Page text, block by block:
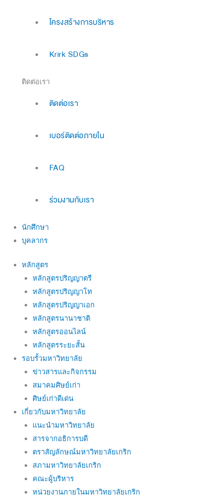
โครงสร้างการบริหาร
Krirk SDGs
ติดต่อเรา
ติดต่อเรา
เบอร์ติดต่อภายใน
FAQ
ร่วมงานกับเรา
นักศึกษา
บุคลากร
หลักสูตร
หลักสูตรปริญญาตรี
หลักสูตรปริญญาโท
หลักสูตรปริญญาเอก
หลักสูตรนานาชาติ
หลักสูตรออนไลน์
หลักสูตรระยะสั้น
รอบรั้วมหาวิทยาลัย
ข่าวสารและกิจกรรม
สมาคมศิษย์เก่า
ศิษย์เก่าดีเด่น
เกี่ยวกับมหาวิทยาลัย
แนะนำมหาวิทยาลัย
สารจากอธิการบดี
ตราสัญลักษณ์มหาวิทยาลัยเกริก
สภามหาวิทยาลัยเกริก
คณะผู้บริหาร
หน่วยงานภายในมหาวิทยาลัยเกริก